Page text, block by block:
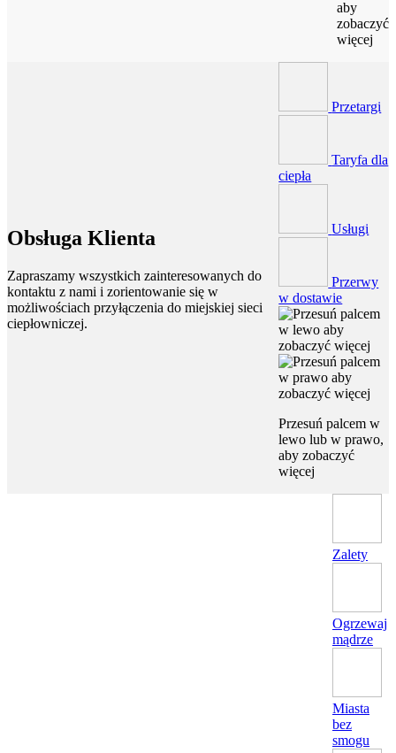
aby
zobaczyć
więcej
Obsługa Klienta
Zapraszamy wszystkich zainteresowanych do
kontaktu z nami i zorientowanie się w
możliwościach przyłączenia do miejskiej sieci
ciepłowniczej.
Przetargi
Taryfa dla
ciepła
Usługi
Przerwy
w dostawie
Przesuń palcem w
lewo lub w prawo,
aby zobaczyć
więcej
Zalety
Ogrzewaj
mądrze
Miasta
bez
smogu